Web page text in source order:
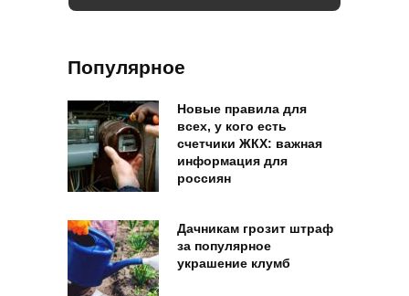
Популярное
Новые правила для
всех, у кого есть
счетчики ЖКХ: важная
информация для
россиян
Дачникам грозит штраф
за популярное
украшение клумб